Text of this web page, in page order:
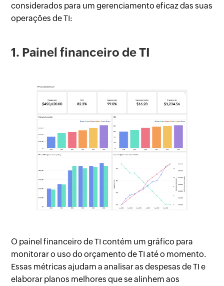
considerados para um gerenciamento eficaz das suas
operações de TI:
1. Painel financeiro de TI
O painel financeiro de TI contém um gráfico para
monitorar o uso do orçamento de TI até o momento.
Essas métricas ajudam a analisar as despesas de TI e
elaborar planos melhores que se alinhem aos